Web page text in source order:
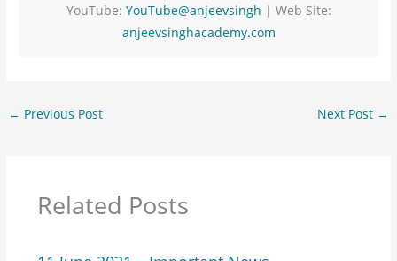
YouTube: YouTube@anjeevsingh | Web Site:
anjeevsinghacademy.com
← Previous Post Next Post →
Related Posts